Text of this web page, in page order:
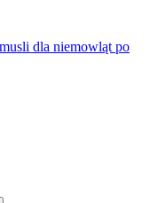
dla niemowląt po